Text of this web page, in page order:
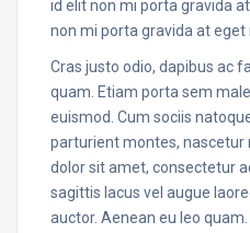
id elit non mi porta gravida
non mi porta gravida at eget
Cras justo odio, dapibus ac
quam. Etiam porta sem
euismod. Cum sociis
parturient montes, nascetur
dolor sit amet, consectetur
sagittis lacus vel augue
auctor. Aenean eu leo